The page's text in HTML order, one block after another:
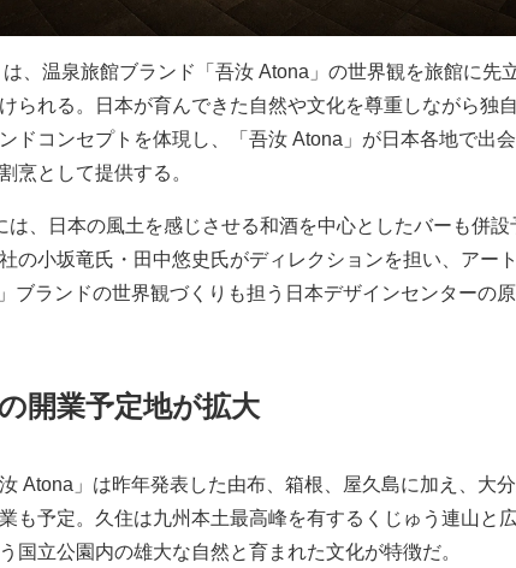
、温泉旅館ブランド「吾汝 Atona」の世界観を旅館に先
られる。日本が育んできた自然や文化を尊重しながら独
ドコンセプトを体現し、「吾汝 Atona」が日本各地で出
烹として提供する。
、日本の風土を感じさせる和酒を中心としたバーも併設
の小坂竜氏・田中悠史氏がディレクションを担い、アー
ブランドの世界観づくりも担う日本デザインセンターの
開業予定地が拡大
Atona」は昨年発表した由布、箱根、屋久島に加え、大
も予定。久住は九州本土最高峰を有するくじゅう連山と
国立公園内の雄大な自然と育まれた文化が特徴だ。